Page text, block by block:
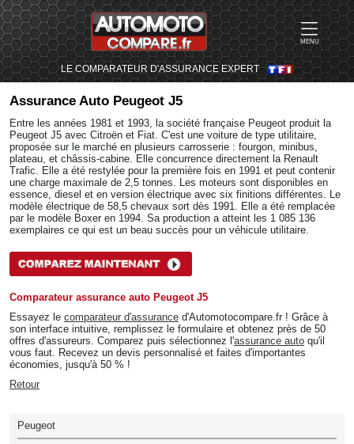
MENU
LE COMPARATEUR D'ASSURANCE EXPERT
Assurance Auto Peugeot J5
Entre les années 1981 et 1993, la société française Peugeot produit la
Peugeot J5 avec Citroën et Fiat. C'est une voiture de type utilitaire,
proposée sur le marché en plusieurs carrosserie : fourgon, minibus,
plateau, et châssis-cabine. Elle concurrence directement la Renault
Trafic. Elle a été restylée pour la première fois en 1991 et peut contenir
une charge maximale de 2,5 tonnes. Les moteurs sont disponibles en
essence, diesel et en version électrique avec six finitions différentes. Le
modèle électrique de 58,5 chevaux sort dès 1991. Elle a été remplacée
par le modèle Boxer en 1994. Sa production a atteint les 1 085 136
exemplaires ce qui est un beau succès pour un véhicule utilitaire.
Comparateur assurance auto Peugeot J5
Essayez le comparateur d'assurance d'Automotocompare.fr ! Grâce à
son interface intuitive, remplissez le formulaire et obtenez près de 50
offres d'assureurs. Comparez puis sélectionnez l'assurance auto qu'il
vous faut. Recevez un devis personnalisé et faites d'importantes
économies, jusqu'à 50 % !
Retour
Peugeot